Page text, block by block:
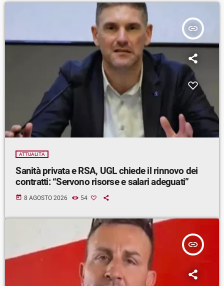
insert_link
ATTUALITÀ
Sanità privata e RSA, UGL chiede il rinnovo dei
contratti: “Servono risorse e salari adeguati”
today 8 AGOSTO 2026 54
insert_link